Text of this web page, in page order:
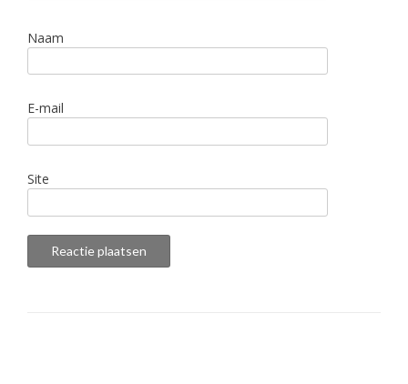
Naam
E-mail
Site